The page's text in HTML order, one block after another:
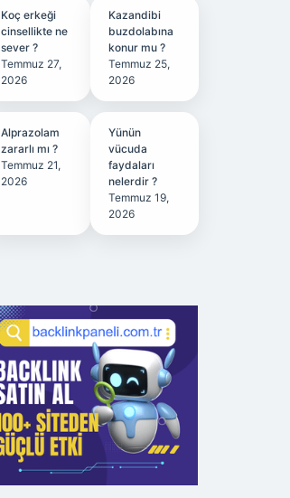
Koç erkeği
cinsellikte ne
sever ?
Temmuz 27,
2026
Kazandibi
buzdolabına
konur mu ?
Temmuz 25,
2026
Alprazolam
zararlı mı ?
Temmuz 21,
2026
Yünün
vücuda
faydaları
nelerdir ?
Temmuz 19,
2026